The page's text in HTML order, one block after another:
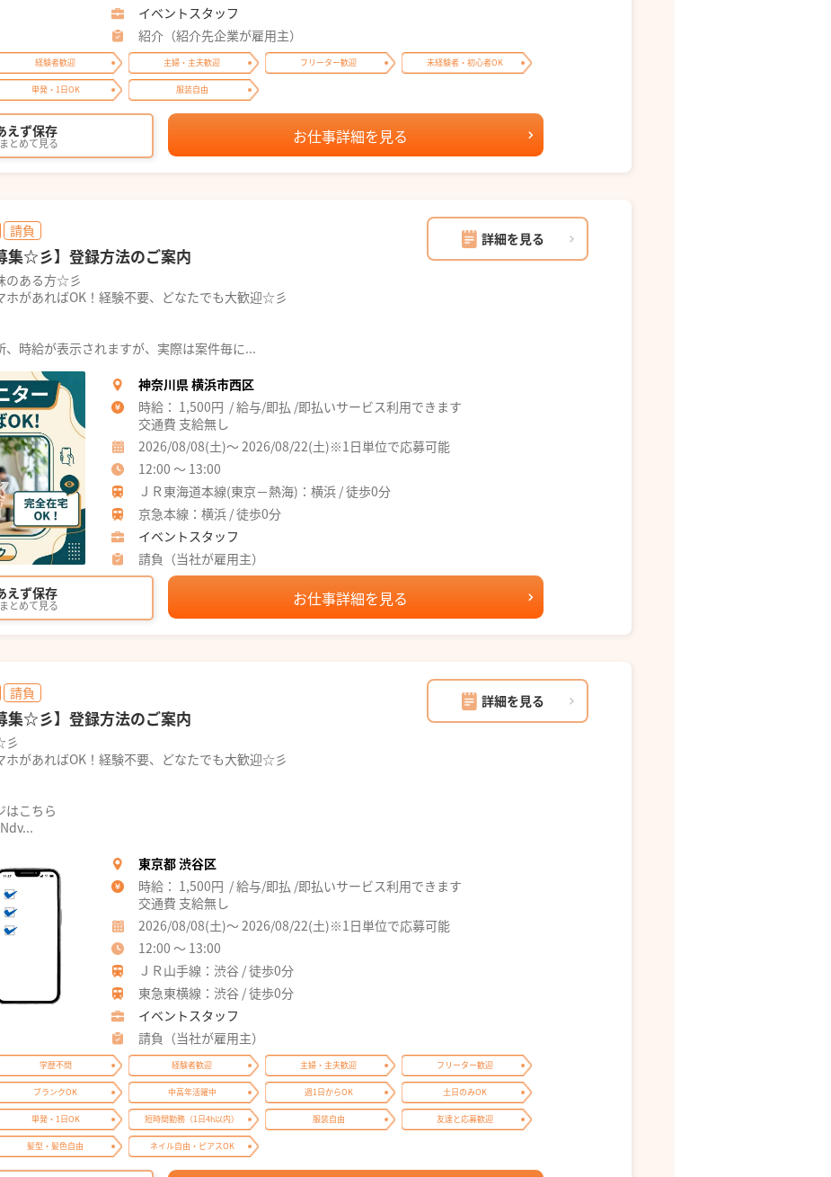
イベントスタッフ
紹介（紹介先企業が雇用主）
経験者歓迎 主婦・主夫歓迎 フリーター歓迎 未経験者・初心者OK
単発・1日OK 服装自由
えず保存
とめて見る お仕事詳細を見る
請負 詳細を見る
集☆彡】登録方法のご案内
のある方☆彡
ホがあればOK！経験不要、どなたでも大歓迎☆彡
時給が表示されますが、実際は案件毎に...
神奈川県 横浜市西区
時給： 1,500円 / 給与/即払 /即払いサービス利用できます
交通費 支給無し
2026/08/08(土)～ 2026/08/22(土)※1日単位で応募可能
12:00 ～ 13:00
ＪＲ東海道本線(東京－熱海)：横浜 / 徒歩0分
京急本線：横浜 / 徒歩0分
イベントスタッフ
請負（当社が雇用主）
えず保存
とめて見る お仕事詳細を見る
請負 詳細を見る
集☆彡】登録方法のご案内
彡
ホがあればOK！経験不要、どなたでも大歓迎☆彡
こちら
東京都 渋谷区
時給： 1,500円 / 給与/即払 /即払いサービス利用できます
交通費 支給無し
2026/08/08(土)～ 2026/08/22(土)※1日単位で応募可能
12:00 ～ 13:00
ＪＲ山手線：渋谷 / 徒歩0分
東急東横線：渋谷 / 徒歩0分
イベントスタッフ
請負（当社が雇用主）
学歴不問 経験者歓迎 主婦・主夫歓迎 フリーター歓迎
ブランクOK 中高年活躍中 週1日からOK 土日のみOK
単発・1日OK 短時間勤務（1日4h以内） 服装自由 友達と応募歓迎
髪型・髪色自由 ネイル自由・ピアスOK